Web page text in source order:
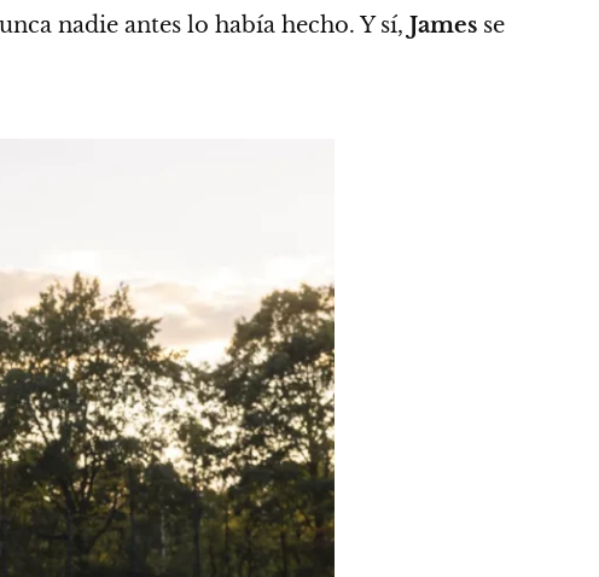
nadie antes lo había hecho. Y sí, James se